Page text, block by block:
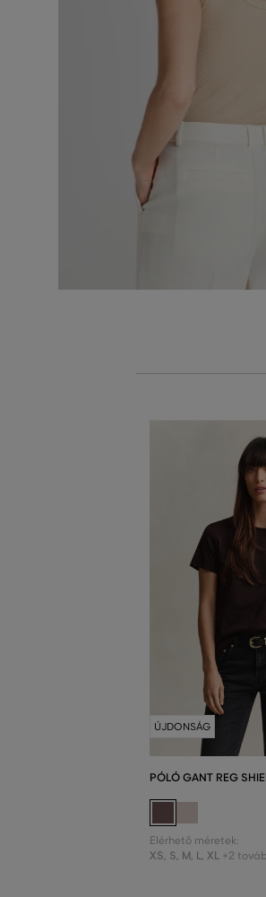
ÚJDONSÁG
PÓLÓ GANT REG
Elérhető méretek:
XS, S, M, L, XL +2